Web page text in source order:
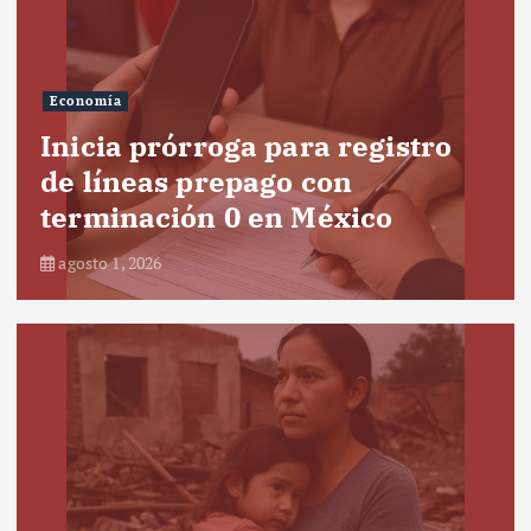
Economía
Inicia prórroga para registro
de líneas prepago con
terminación 0 en México
agosto 1, 2026